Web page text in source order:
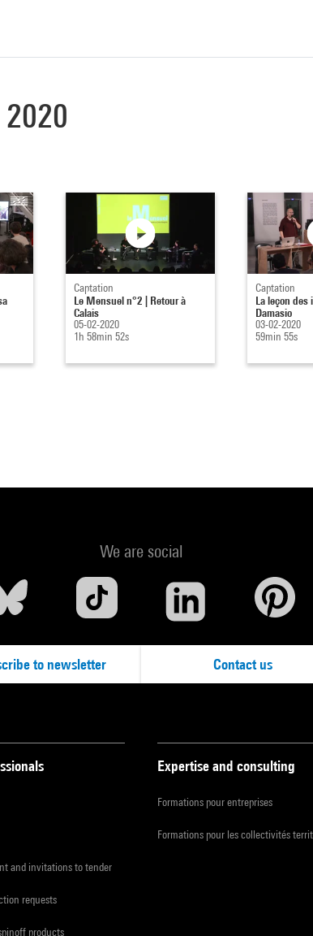
Captation
Le Mensuel n°2 | Retour à
Calais
05-02-2020
1h 58min 52s
Captation
La leçon des
Damasio
03-02-2020
59min 55s
We are social
to newsletter Contact us
and invitations to tender
requests
products
Expertise and consulting
Formations pour entreprises
Formations pour les collectivités